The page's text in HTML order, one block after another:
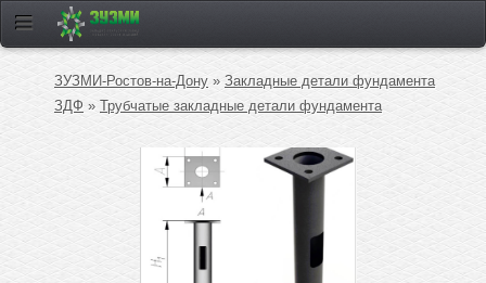
ЗУЗМИ-Ростов-на-Дону » Закладные детали фундамента
ЗДФ » Трубчатые закладные детали фундамента